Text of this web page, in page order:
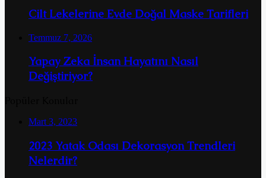
Cilt Lekelerine Evde Doğal Maske Tarifleri
Temmuz 7, 2026
Yapay Zeka İnsan Hayatını Nasıl
Değiştiriyor?
Mart 3, 2023
2023 Yatak Odası Dekorasyon Trendleri
Nelerdir?